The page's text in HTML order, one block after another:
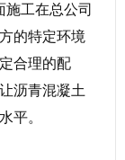
工在总公司
的特定环境
合理的配
沥青混凝土
平。